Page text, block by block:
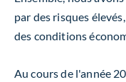
par des risques
des conditions
Au cours de l'année